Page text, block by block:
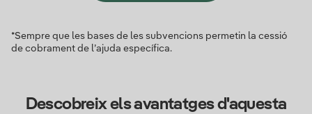
*Sempre que les bases de les subvencions permetin la cessió
de cobrament de l’ajuda específica.
Descobreix els avantatges d'aquesta